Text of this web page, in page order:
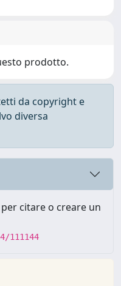
prodotto.
da copyright e
diversa
citare o creare un
111144